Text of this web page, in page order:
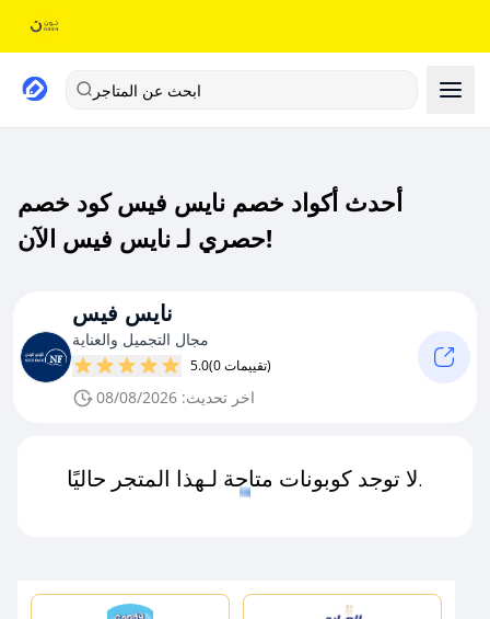
ابحث عن المتاجر
أحدث أكواد خصم نايس فيس كود خصم
حصري لـ نايس فيس الآن!
نايس فيس
مجال التجميل والعناية
5.0 (0 تقييمات)
اخر تحديث: 08/08/2026
لا توجد كوبونات متاحة لـهذا المتجر حاليًا.